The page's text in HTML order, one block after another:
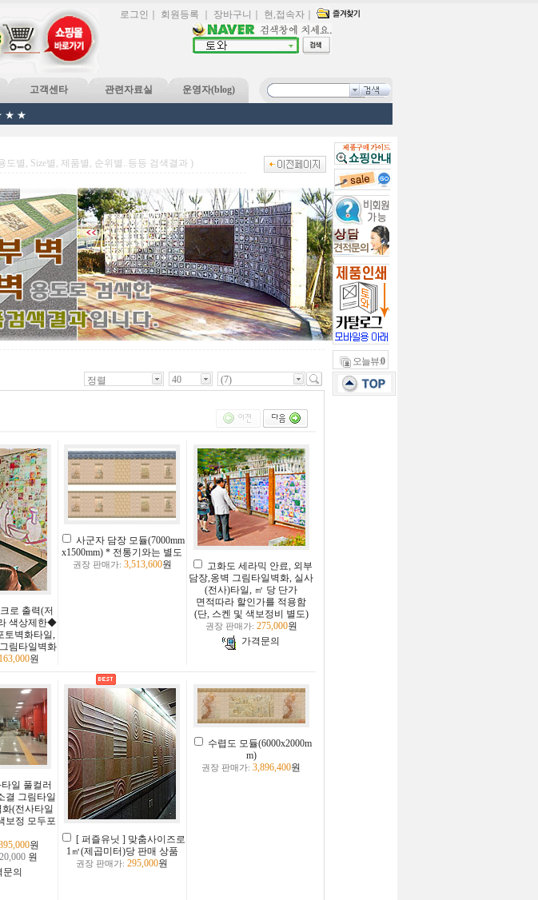
로그인 ｜ 회원등록 ｜ 장바구니 ｜ 현,접속자｜
고객센타 관련자료실 운영자(blog)
★ ★
도별, Size별, 제품별, 순위별..등등 검색결과 )
40
정렬
로 출력(저
색상제한◆
토벽화타일,
림타일벽화
163,000원
사군자 담장 모듈(7000mm
x1500mm) * 전통기와는 별도
권장 판매가: 3,513,600원
고화도 세라믹 안료, 외부
담장,옹벽 그림타일벽화, 실사
(전사)타일, ㎡ 당 단가
면적따라 할인가를 적용함
(단, 스켄 및 색보정비 별도)
권장 판매가: 275,000원
가격문의
일 풀컬러
결 그림타일
(전사타일
보정 모두포
원
원
문의
[ 퍼즐유닛 ] 맞춤사이즈로
1㎡(제곱미터)당 판매 상품
권장 판매가:295,000원
수렵도 모듈(6000x2000m
m)
권장 판매가:3,896,400원
오늘뷰:0